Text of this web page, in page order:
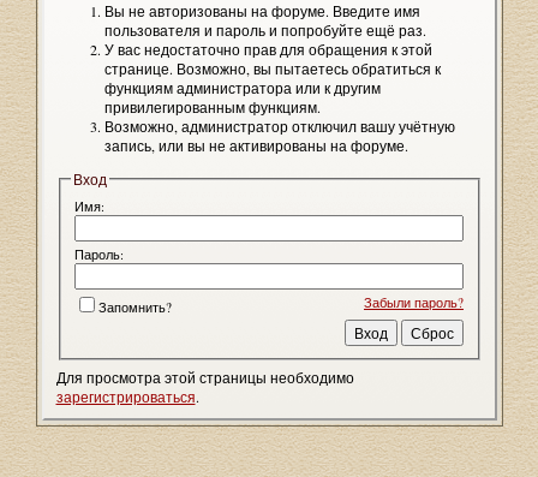
Вы не авторизованы на форуме. Введите имя
пользователя и пароль и попробуйте ещё раз.
У вас недостаточно прав для обращения к этой
странице. Возможно, вы пытаетесь обратиться к
функциям администратора или к другим
привилегированным функциям.
Возможно, администратор отключил вашу учётную
запись, или вы не активированы на форуме.
Вход
Имя:
Пароль:
Забыли пароль?
Запомнить?
Для просмотра этой страницы необходимо
зарегистрироваться.